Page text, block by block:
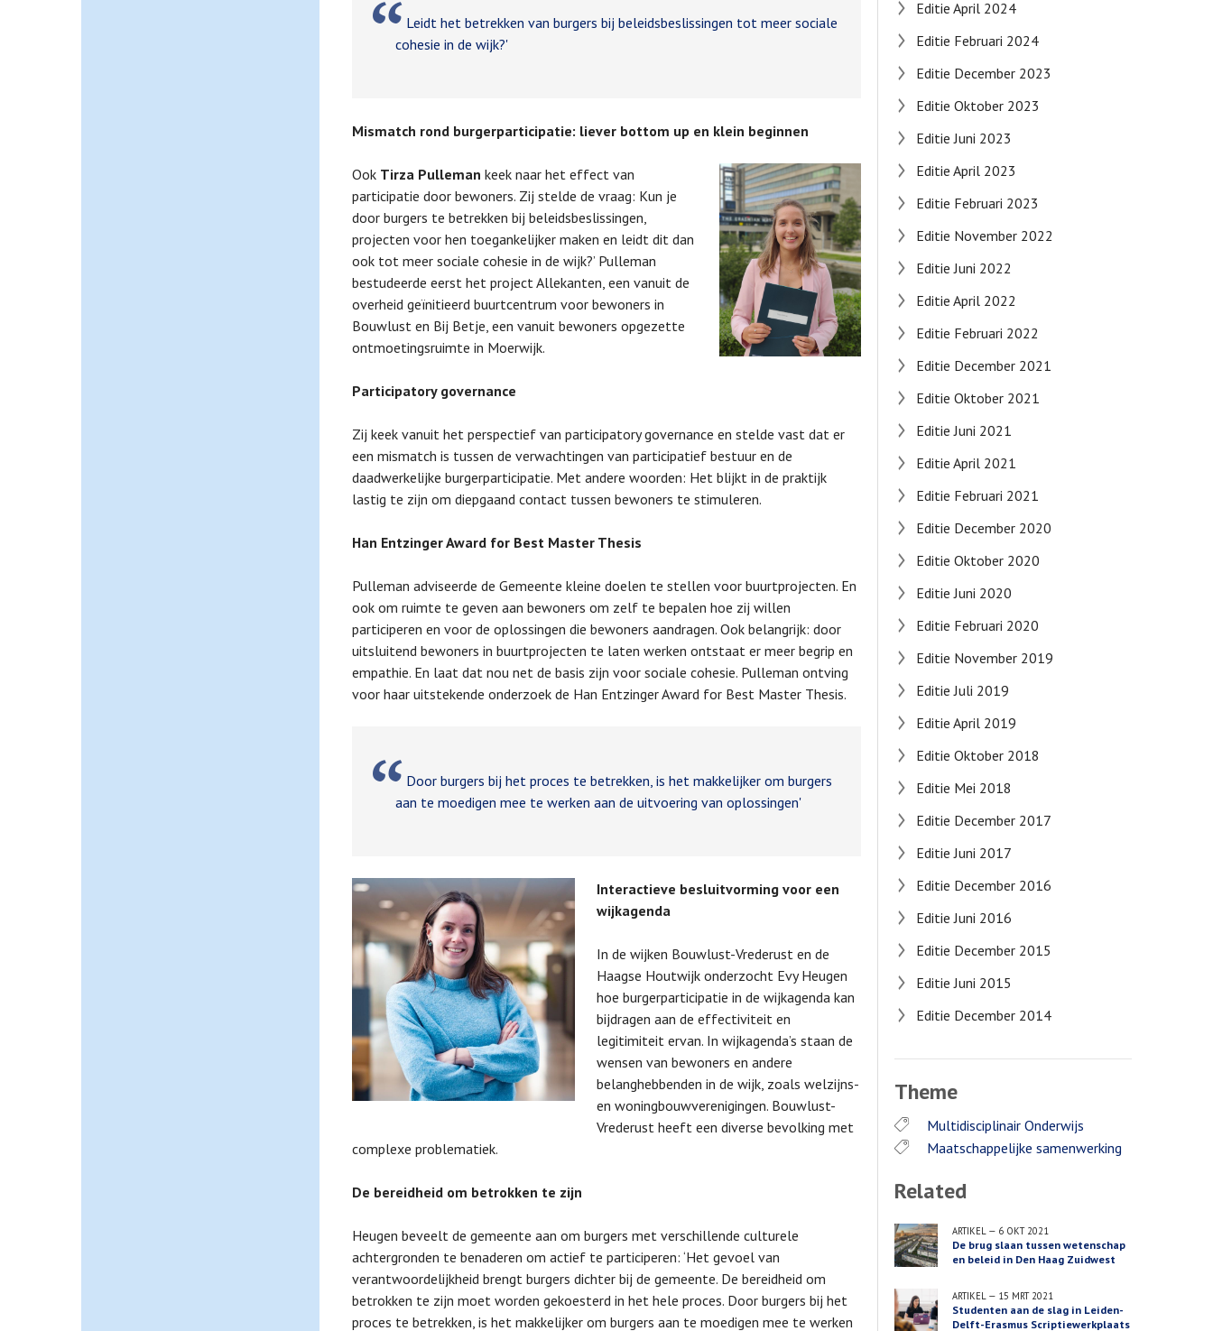
Leidt het betrekken van burgers bij beleidsbeslissingen tot meer sociale
cohesie in de wijk?'
Mismatch rond burgerparticipatie: liever bottom up en klein beginnen
Ook Tirza Pulleman keek naar het effect van
participatie door bewoners. Zij stelde de vraag: Kun je
door burgers te betrekken bij beleidsbeslissingen,
projecten voor hen toegankelijker maken en leidt dit dan
ook tot meer sociale cohesie in de wijk?’ Pulleman
bestudeerde eerst het project Allekanten, een vanuit de
overheid geïnitieerd buurtcentrum voor bewoners in
Bouwlust en Bij Betje, een vanuit bewoners opgezette
ontmoetingsruimte in Moerwijk.
Participatory governance
Zij keek vanuit het perspectief van participatory governance en stelde vast dat er
een mismatch is tussen de verwachtingen van participatief bestuur en de
daadwerkelijke burgerparticipatie. Met andere woorden: Het blijkt in de praktijk
lastig te zijn om diepgaand contact tussen bewoners te stimuleren.
Han Entzinger Award for Best Master Thesis
Pulleman adviseerde de Gemeente kleine doelen te stellen voor buurtprojecten. En
ook om ruimte te geven aan bewoners om zelf te bepalen hoe zij willen
participeren en voor de oplossingen die bewoners aandragen. Ook belangrijk: door
uitsluitend bewoners in buurtprojecten te laten werken ontstaat er meer begrip en
empathie. En laat dat nou net de basis zijn voor sociale cohesie. Pulleman ontving
voor haar uitstekende onderzoek de Han Entzinger Award for Best Master Thesis.
Door burgers bij het proces te betrekken, is het makkelijker om burgers
aan te moedigen mee te werken aan de uitvoering van oplossingen'
Interactieve besluitvorming voor een
wijkagenda
In de wijken Bouwlust-Vrederust en de
Haagse Houtwijk onderzocht Evy Heugen
hoe burgerparticipatie in de wijkagenda kan
bijdragen aan de effectiviteit en
legitimiteit ervan. In wijkagenda’s staan de
wensen van bewoners en andere
belanghebbenden in de wijk, zoals welzijns-
en woningbouwverenigingen. Bouwlust-
Vrederust heeft een diverse bevolking met
complexe problematiek.
De bereidheid om betrokken te zijn
Heugen beveelt de gemeente aan om burgers met verschillende culturele
achtergronden te benaderen om actief te participeren: ‘Het gevoel van
verantwoordelijkheid brengt burgers dichter bij de gemeente. De bereidheid om
betrokken te zijn moet worden gekoesterd in het hele proces. Door burgers bij het
proces te betrekken, is het makkelijker om burgers aan te moedigen mee te werken
Editie April 2024
Editie Februari 2024
Editie December 2023
Editie Oktober 2023
Editie Juni 2023
Editie April 2023
Editie Februari 2023
Editie November 2022
Editie Juni 2022
Editie April 2022
Editie Februari 2022
Editie December 2021
Editie Oktober 2021
Editie Juni 2021
Editie April 2021
Editie Februari 2021
Editie December 2020
Editie Oktober 2020
Editie Juni 2020
Editie Februari 2020
Editie November 2019
Editie Juli 2019
Editie April 2019
Editie Oktober 2018
Editie Mei 2018
Editie December 2017
Editie Juni 2017
Editie December 2016
Editie Juni 2016
Editie December 2015
Editie Juni 2015
Editie December 2014
Theme
Multidisciplinair Onderwijs
Maatschappelijke samenwerking
Related
ARTIKEL — 6 OKT 2021
De brug slaan tussen wetenschap
en beleid in Den Haag Zuidwest
ARTIKEL — 15 MRT 2021
Studenten aan de slag in Leiden-
Delft-Erasmus Scriptiewerkplaats